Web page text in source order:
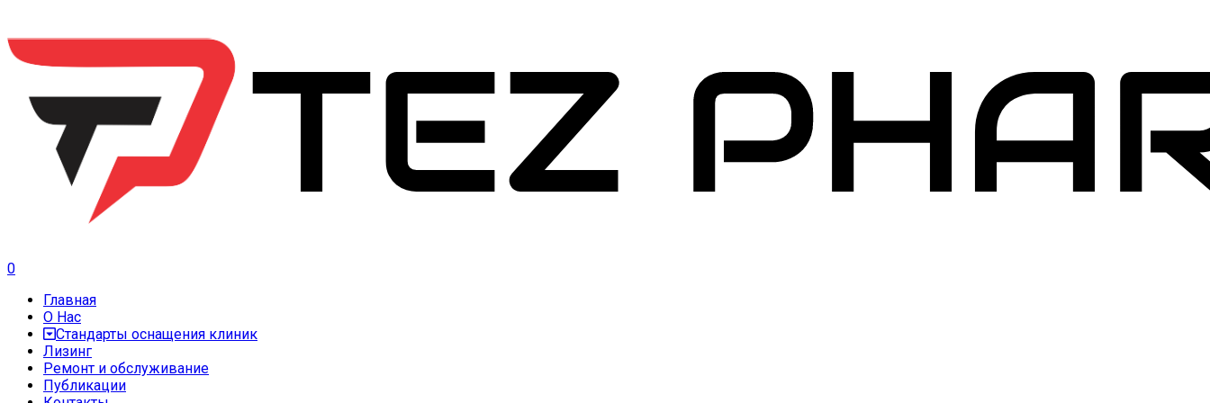
0
Главная
О Нас
Стандарты оснащения клиник
Лизинг
Ремонт и обслуживание
Публикации